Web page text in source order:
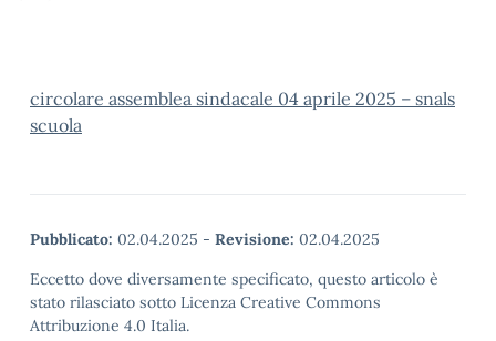
circolare assemblea sindacale 04 aprile 2025 – snals
scuola
Pubblicato: 02.04.2025 - Revisione: 02.04.2025
Eccetto dove diversamente specificato, questo articolo è
stato rilasciato sotto Licenza Creative Commons
Attribuzione 4.0 Italia.